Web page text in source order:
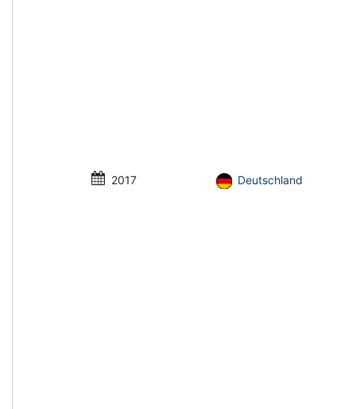
2017 Deutschland